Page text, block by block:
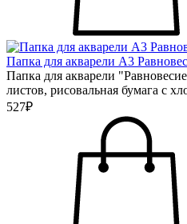
Папка для акварели А3
Папка для акварели
листов, рисовальная бумага с
527₽